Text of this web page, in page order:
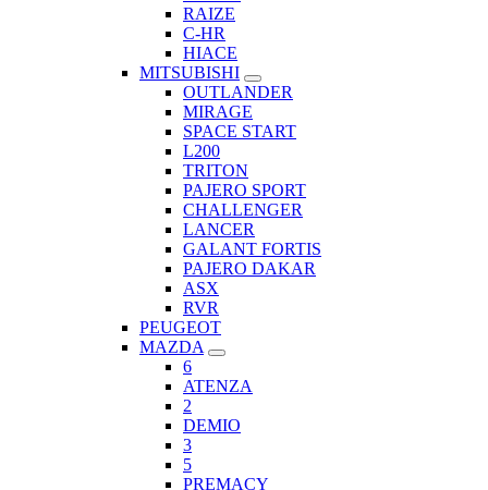
RAIZE
C-HR
HIACE
MITSUBISHI
OUTLANDER
MIRAGE
SPACE START
L200
TRITON
PAJERO SPORT
CHALLENGER
LANCER
GALANT FORTIS
PAJERO DAKAR
ASX
RVR
PEUGEOT
MAZDA
6
ATENZA
2
DEMIO
3
5
PREMACY